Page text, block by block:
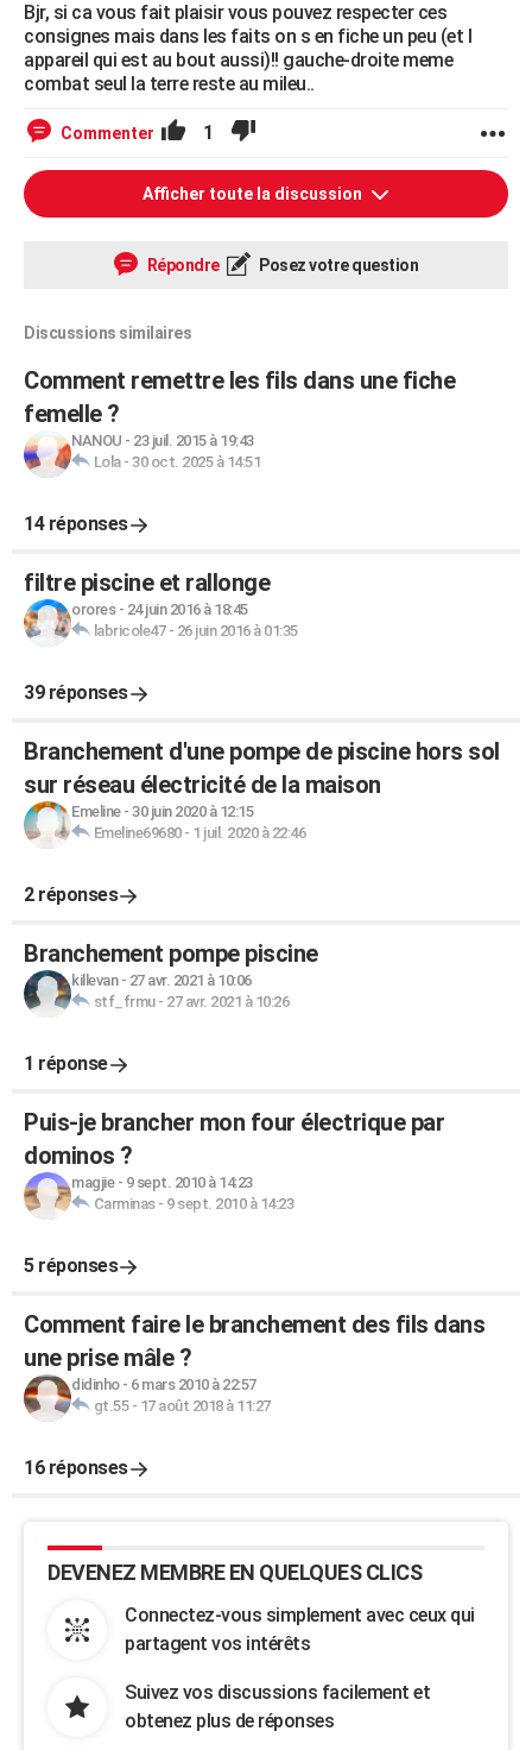
Bjr, si ca vous fait plaisir vous pouvez respecter ces
consignes mais dans les faits on s en fiche un peu (et l
appareil qui est au bout aussi)!! gauche-droite meme
combat seul la terre reste au mileu..
Commenter 1
Afficher toute la discussion
Répondre Posez votre question
Discussions similaires
Comment remettre les fils dans une fiche
femelle ?
NANOU - 23 juil. 2015 à 19:43
Lola- 30 oct. 2025 à 14:51
14 réponses
filtre piscine et rallonge
orores- 24 juin 2016 à 18:45
labricole47- 26 juin 2016 à 01:35
39 réponses
Branchement d'une pompe de piscine hors sol
sur réseau électricité de la maison
Emeline- 30 juin 2020 à 12:15
Emeline69680- 1 juil. 2020 à 22:46
2 réponses
Branchement pompe piscine
killevan- 27 avr. 2021 à 10:06
stf_frmu- 27 avr. 2021 à 10:26
1 réponse
Puis-je brancher mon four électrique par
dominos ?
magjie- 9 sept. 2010 à 14:23
Carminas- 9 sept. 2010 à 14:23
5 réponses
Comment faire le branchement des fils dans
une prise mâle ?
didinho- 6 mars 2010 à 22:57
gt.55- 17 août 2018 à 11:27
16 réponses
DEVENEZ MEMBRE EN QUELQUES CLICS
Connectez-vous simplement avec ceux qui
partagent vos intérêts
Suivez vos discussions facilement et
obtenez plus de réponses